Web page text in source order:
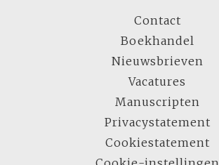
Contact
Boekhandel
Nieuwsbrieven
Vacatures
Manuscripten
Privacystatement
Cookiestatement